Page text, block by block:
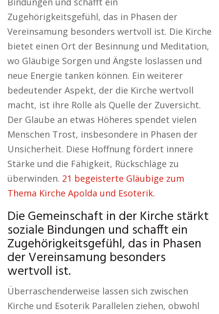
Zugehörigkeitsgefühl, das in Phasen der
Vereinsamung besonders wertvoll ist. Die Kirche
bietet einen Ort der Besinnung und Meditation,
wo Gläubige Sorgen und Ängste loslassen und
neue Energie tanken können. Ein weiterer
bedeutender Aspekt, der die Kirche wertvoll
macht, ist ihre Rolle als Quelle der Zuversicht.
Der Glaube an etwas Höheres spendet vielen
Menschen Trost, insbesondere in Phasen der
Unsicherheit. Diese Hoffnung fördert innere
Stärke und die Fähigkeit, Rückschläge zu
überwinden. 21 begeisterte Gläubige zum
Thema Kirche Apolda und Esoterik.
Die Gemeinschaft in der Kirche stärkt
soziale Bindungen und schafft ein
Zugehörigkeitsgefühl, das in Phasen
der Vereinsamung besonders
wertvoll ist.
Überraschenderweise lassen sich zwischen
Kirche und Esoterik Parallelen ziehen, obwohl